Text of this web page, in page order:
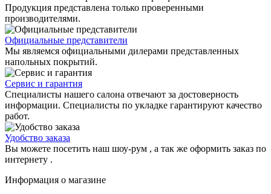
Продукция представлена только проверенными
производителями.
Официальные представители
Мы являемся официальными дилерами представленных
напольных покрытий.
Сервис и гарантия
Специалисты нашего салона отвечают за достоверность
информации. Специалисты по укладке гарантируют качество
работ.
Удобство заказа
Вы можете посетить наш шоу-рум , а так же оформить заказ по
интернету .
Информация о магазине